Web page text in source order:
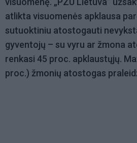
atlikta visuomenės apklausa
sutuoktiniu atostogauti
gyventojų – su vyru ar žmona
renkasi 45 proc. apklaustųjų.
proc.) žmonių atostogas